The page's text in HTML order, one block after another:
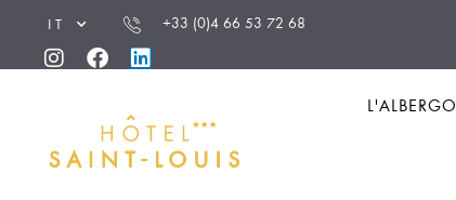
IT +33 (0)4 66 53 72 68
L'ALBERGO
Pannello di gestione dei cookies